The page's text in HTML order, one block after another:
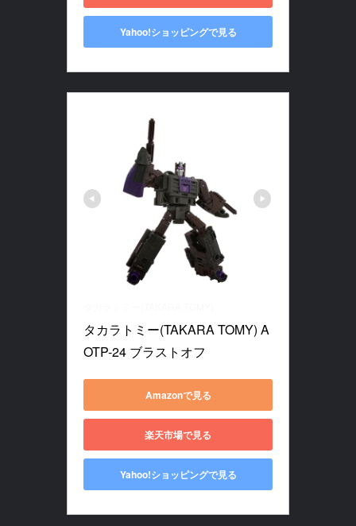
Yahoo!ショッピングで見る
タカラトミー(TAKARA TOMY) A
OTP-24 ブラストオフ
Amazonで見る
楽天市場で見る
Yahoo!ショッピングで見る